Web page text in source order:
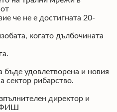
че не е достигната 20-
когато дълбочината
удовлетворена и новия
сектор рибарство.
директор и
ФИШ